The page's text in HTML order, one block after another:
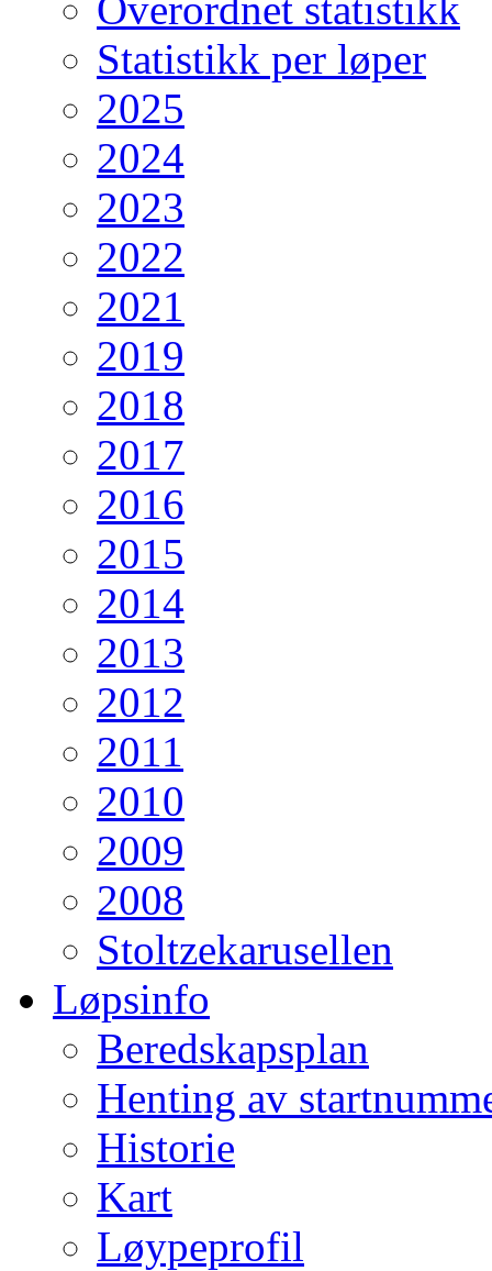
Statistikk per løper
2025
2024
2023
2022
2021
2019
2018
2017
2016
2015
2014
2013
2012
2011
2010
2009
2008
Stoltzekarusellen
Løpsinfo
Beredskapsplan
Henting av
Historie
Kart
Løypeprofil